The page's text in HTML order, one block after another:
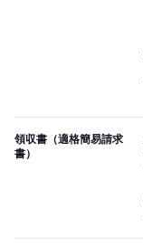
領収書（適格簡易請求
書）